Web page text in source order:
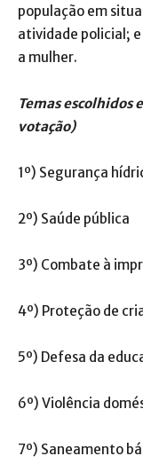
população em
atividade policial;
a mulher.
Temas escolhidos
votação)
1º) Segurança
2º) Saúde pública
3º) Combate à
4º) Proteção de
5º) Defesa da
6º) Violência
7º) Saneamento